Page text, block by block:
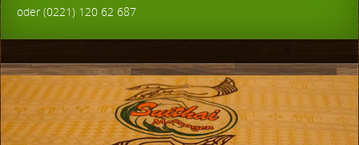
oder (0221) 120 62 687